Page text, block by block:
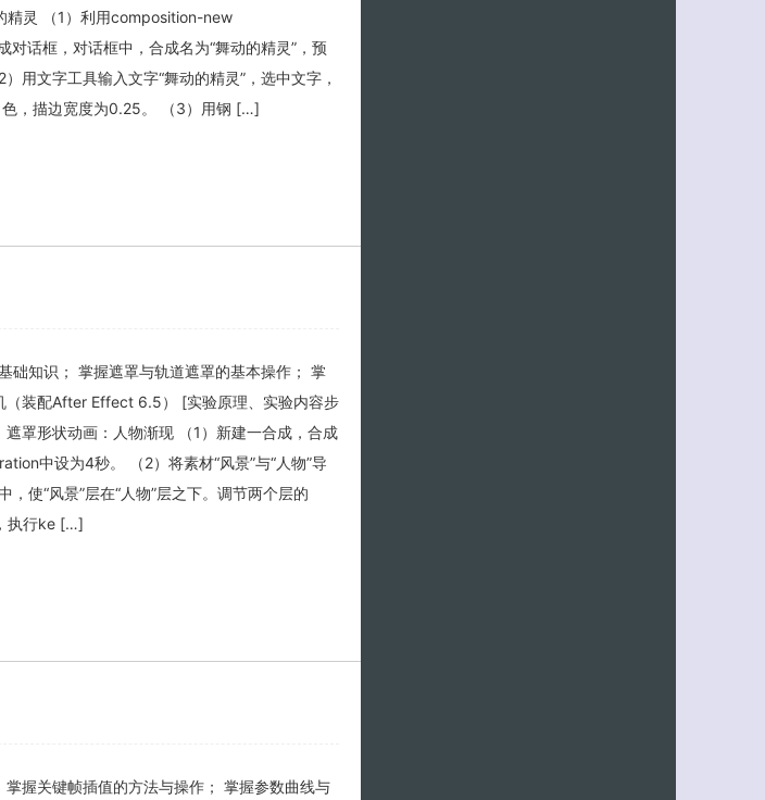
精灵 （1）利用composition-new
话框，对话框中，合成名为“舞动的精灵”，预
文字工具输入文字“舞动的精灵”，选中文字，
，描边宽度为0.25。 （3）用钢 […]
础知识； 掌握遮罩与轨道遮罩的基本操作； 掌
（装配After Effect 6.5） [实验原理、实验内容步
罩形状动画：人物渐现 （1）新建一合成，合成
中设为4秒。 （2）将素材“风景”与“人物”导
，使“风景”层在“人物”层之下。调节两个层的
执行ke […]
握关键帧插值的方法与操作； 掌握参数曲线与